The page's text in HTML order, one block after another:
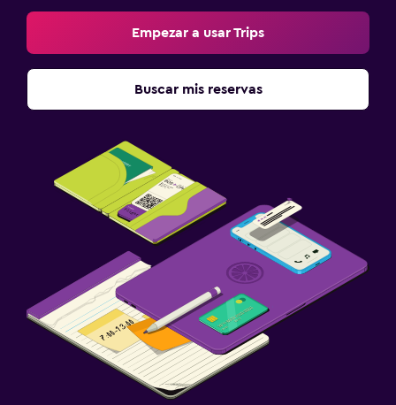
Empezar a usar Trips
Buscar mis reservas